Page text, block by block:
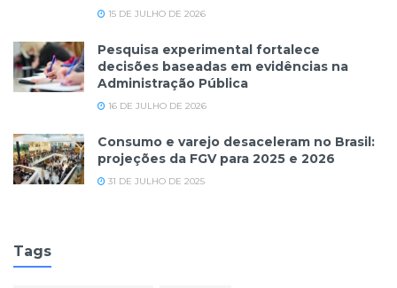
15 DE JULHO DE 2026
Pesquisa experimental fortalece
decisões baseadas em evidências na
Administração Pública
16 DE JULHO DE 2026
Consumo e varejo desaceleram no Brasil:
projeções da FGV para 2025 e 2026
31 DE JULHO DE 2025
Tags